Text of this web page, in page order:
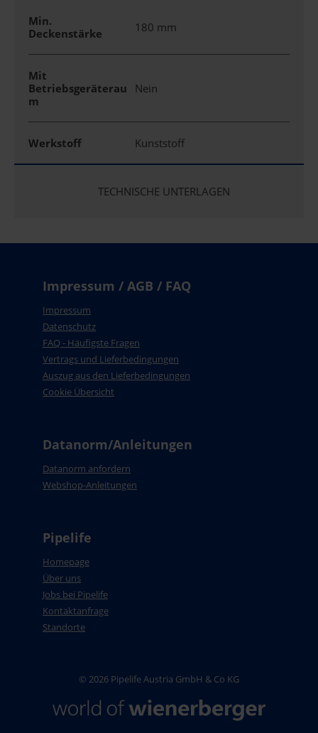
Min.
Deckenstärke
180 mm
Mit
Betriebsgeräterau
m
Nein
Werkstoff Kunststoff
TECHNISCHE UNTERLAGEN
Impressum / AGB / FAQ
Impressum
Datenschutz
FAQ - Häufigste Fragen
Vertrags und Lieferbedingungen
Auszug aus den Lieferbedingungen
Cookie Übersicht
Datanorm/Anleitungen
Datanorm anfordern
Webshop-Anleitungen
Pipelife
Homepage
Über uns
Jobs bei Pipelife
Kontaktanfrage
Standorte
© 2026 Pipelife Austria GmbH & Co KG